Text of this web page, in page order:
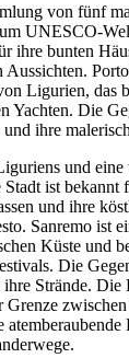
von fünf
UNESCO-
ihre bunten
Aussichten.
Ligurien, das
Yachten. Die
ihre
und
ist bekannt
und ihre
Sanremo ist
Küste und
Die
Strände. Die
Grenze